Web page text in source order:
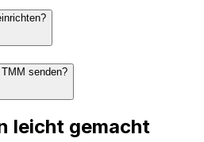
senden?
leicht gemacht